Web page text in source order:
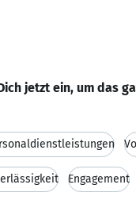
jetzt ein, um das
Engagement